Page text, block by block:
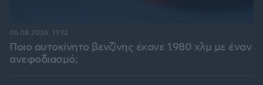
Ποιο αυτοκίνητο βενζίνης έκανε 1.980 χλμ με έναν
ανεφοδιασμό;
06.08.2026, 19:12